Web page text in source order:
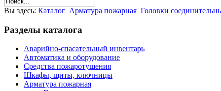
Вы здесь: Каталог Арматура пожарная Головки
Разделы каталога
Аварийно-спасательный инвентарь
Автоматика и оборудование
Средства пожаротушения
Шкафы, щиты, ключницы
Арматура пожарная